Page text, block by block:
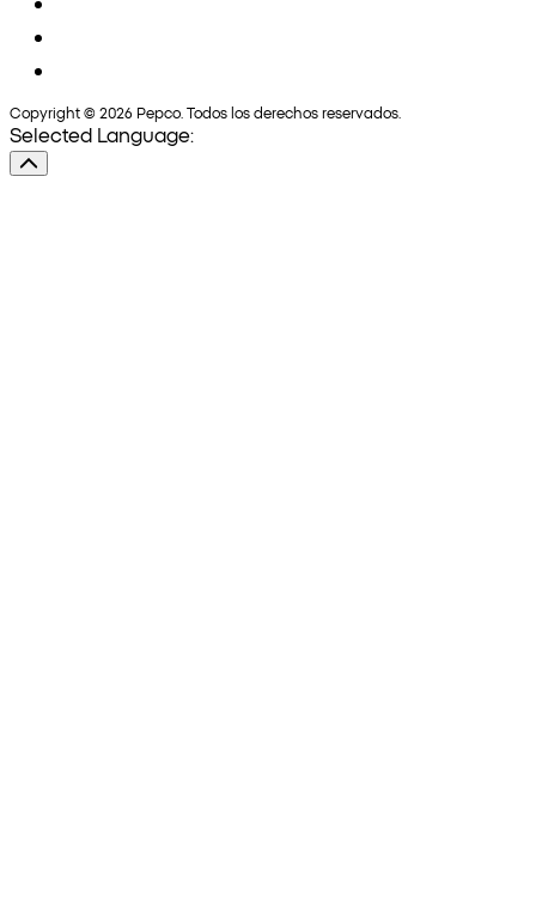
Copyright © 2026 Pepco. Todos los derechos reservados.
Selected Language: